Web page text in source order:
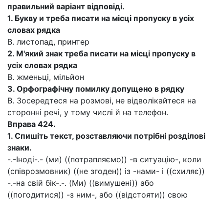
правильний варіант відповіді.
1. Букву и треба писати на місці пропуску в усіх
словах рядка
В. листопад, принтер
2. М'який знак треба писати на місці пропуску в
усіх словах рядка
В. жменьці, мільйон
3. Орфографічну помилку допущено в рядку
В. Зосередтеся на розмові, не відволікайтеся на
сторонні речі, у тому числі й на телефон.
Вправа 424.
1. Спишіть текст, розставляючи потрібні розділові
знаки.
-.-Іноді-.- (ми) ((потрапляємо)) -в ситуацію-, коли
(співрозмовник) ((не згоден)) із -нами- і ((схиляє))
-.-на свій бік-.-. (Ми) ((вимушені)) або
((погодитися)) -з ним-, або ((відстояти)) свою